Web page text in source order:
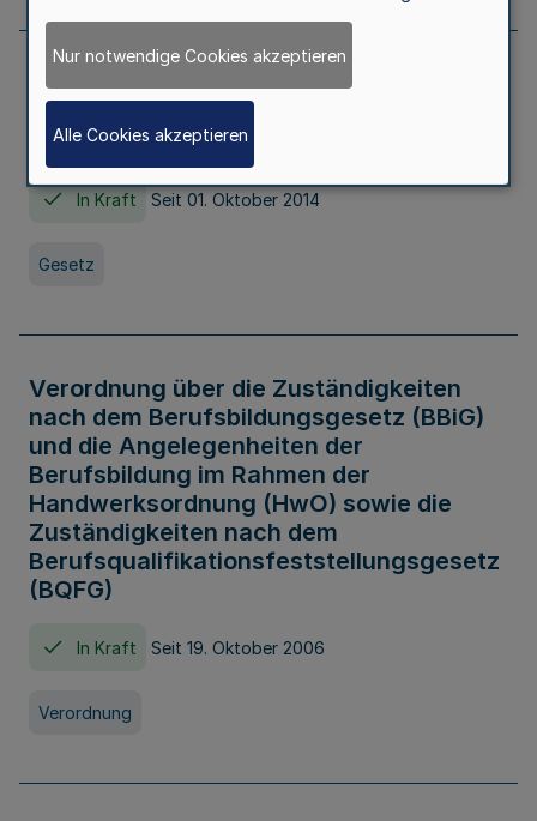
Gesetz über die Hochschulen des Landes
Nordrhein-Westfalen (Hochschulgesetz -
HG)
In Kraft Seit 01. Oktober 2014
Gesetz
Verordnung über die Zuständigkeiten
nach dem Berufsbildungsgesetz (BBiG)
und die Angelegenheiten der
Berufsbildung im Rahmen der
Handwerksordnung (HwO) sowie die
Zuständigkeiten nach dem
Berufsqualifikationsfeststellungsgesetz
(BQFG)
In Kraft Seit 19. Oktober 2006
Verordnung
Nur notwendige Cookies akzeptieren
Alle Cookies akzeptieren